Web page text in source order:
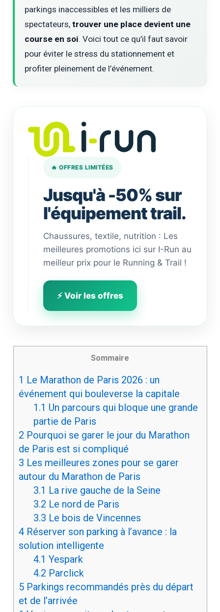
parkings inaccessibles et les milliers de
spectateurs,trouver une place devient une
course en soi. Voici tout ce qu’il faut savoir
pour éviter le stress du stationnement et
profiter pleinement de l’événement.
🔥 OFFRES LIMITÉES
Jusqu'à -50% sur
l'équipement trail.
Chaussures, textile, nutrition : Les
meilleures promotions ici sur I-Run au
meilleur prix pour le Running & Trail !
⚡ Voir les offres
Sommaire
1 Le Marathon de Paris 2026 : un
événement qui bouleverse la capitale
1.1 Un parcours qui bloque une grande
partie de Paris
2 Pourquoi se garer le jour du Marathon
de Paris est si compliqué
3 Les meilleures zones pour se garer
autour du Marathon de Paris
3.1 La rive gauche de la Seine
3.2 Le nord de Paris
3.3 Le bois de Vincennes
4Réserver son parking à l’avance : la
solution intelligente
4.1 Yespark
4.2 Parclick
5Parkings recommandés près du départ
et de l’arrivée